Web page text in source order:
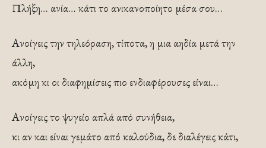
Πλήξη… ανία… κάτι το ανικανοποίητο μέσα σου…
Ανοίγεις την τηλεόραση, τίποτα, η μια αηδία μετά την
άλλη,
ακόμη κι οι διαφημίσεις πιο ενδιαφέρουσες είναι…
Ανοίγεις το ψυγείο απλά από συνήθεια,
κι αν και είναι γεμάτο από καλούδια, δε διαλέγεις κάτι,